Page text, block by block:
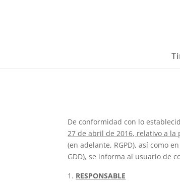
De conformidad con lo
27 de abril de 2016, relativo a
(en adelante, RGPD), así como
GDD), se informa al usuario de
RESPONSABLE